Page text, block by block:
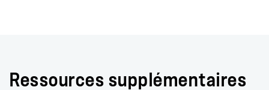
Ressources supplémentaires